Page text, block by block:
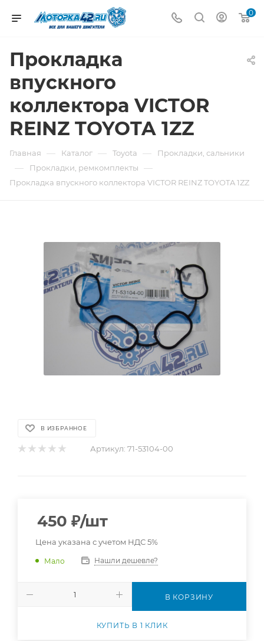
0
Прокладка
впускного
коллектора VICTOR
REINZ TOYOTA 1ZZ
Главная — Каталог — Toyota — Прокладки, сальники
— Прокладки, ремкомплекты —
Прокладка впускного коллектора VICTOR REINZ TOYOTA 1ZZ
В ИЗБРАННОЕ
Артикул: 71-53104-00
450 ₽/шт
Цена указана с учетом НДС 5%
Мало Нашли дешевле?
В КОРЗИНУ
КУПИТЬ В 1 КЛИК